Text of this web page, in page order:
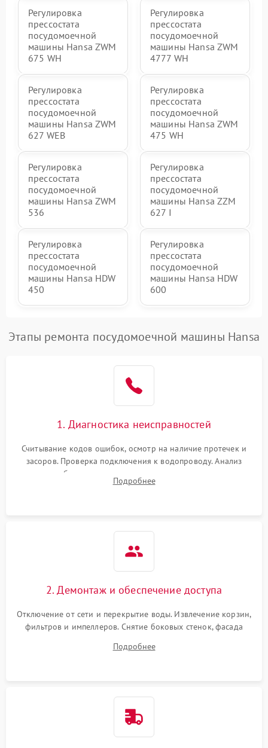
Регулировка
прессостата
посудомоечной
машины Hansa ZWM
675 WH
Регулировка
прессостата
посудомоечной
машины Hansa ZWM
4777 WH
Регулировка
прессостата
посудомоечной
машины Hansa ZWM
627 WEB
Регулировка
прессостата
посудомоечной
машины Hansa ZWM
475 WH
Регулировка
прессостата
посудомоечной
машины Hansa ZWM
536
Регулировка
прессостата
посудомоечной
машины Hansa ZZM
627 I
Регулировка
прессостата
посудомоечной
машины Hansa HDW
450
Регулировка
прессостата
посудомоечной
машины Hansa HDW
600
Этапы ремонта посудомоечной машины Hansa
1. Диагностика неисправностей
Считывание кодов ошибок, осмотр на наличие протечек и
засоров. Проверка подключения к водопроводу. Анализ
жалоб на отсутствие слива, нагрева, вращения
разбрызгивателей или срабатывание системы защиты
Подробнее
2. Демонтаж и обеспечение доступа
Отключение от сети и перекрытие воды. Извлечение корзин,
фильтров и импеллеров. Снятие боковых стенок, фасада
циркуляционному насосу, ТЭНу и сливной помпе.
Подробнее